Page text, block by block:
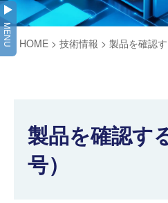
用途から探す
コンベヤ機器の技術情報
仕分けシステム
製造
物流
食品
会社情報
会社情報
会社概要
採用情報
オークラミュージアム
新着情報
MENU HOME > 技術情報 > 製品を確認
製品を確認す
号）